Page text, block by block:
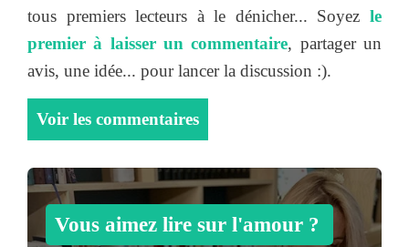
tous premiers lecteurs à le dénicher... Soyez le
premier à laisser un commentaire, partager un
avis, une idée... pour lancer la discussion :).
Voir les commentaires
Vous aimez lire sur l'amour ?